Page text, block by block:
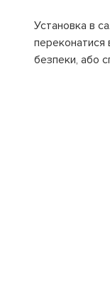
Установка в
переконатися
безпеки, або